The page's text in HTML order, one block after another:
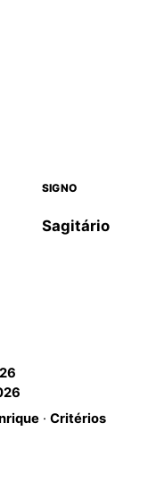
SIGNO
Sagitário
· Critérios